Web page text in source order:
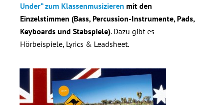
Under“ zum Klassenmusizieren mit den
Einzelstimmen (Bass, Percussion-Instrumente, Pads,
Keyboards und Stabspiele). Dazu gibt es
Hörbeispiele, Lyrics & Leadsheet.